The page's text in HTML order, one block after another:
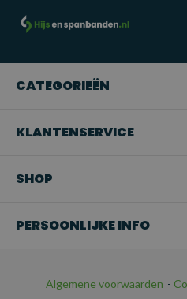
CATEGORIEËN
KLANTENSERVICE
SHOP
PERSOONLIJKE INFO
Algemene voorwaarden -